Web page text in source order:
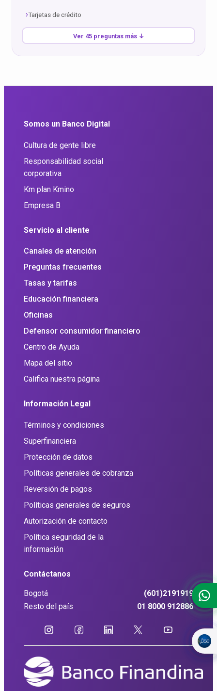
Tarjetas de crédito
Ver 45 preguntas más ↓
Somos un Banco Digital
Cultura de gente libre
Responsabilidad social
corporativa
Km plan Kmino
Empresa B
Servicio al cliente
Canales de atención
Preguntas frecuentes
Tasas y tarifas
Educación financiera
Oficinas
Defensor consumidor financiero
Centro de Ayuda
Mapa del sitio
Califica nuestra página
Información Legal
Términos y condiciones
Superfinanciera
Protección de datos
Políticas generales de cobranza
Reversión de pagos
Políticas generales de seguros
Autorización de contacto
Política seguridad de la
información
Contáctanos
Bogotá
(601)2191919
Resto del país
01 8000 912886